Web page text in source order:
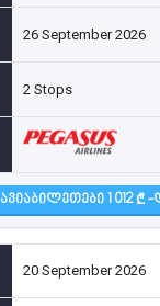
26 September 2026
2 Stops
ᲐᲕᲘᲐᲑᲘᲚᲔᲗᲔᲑᲘ 1 012 -
20 September 2026